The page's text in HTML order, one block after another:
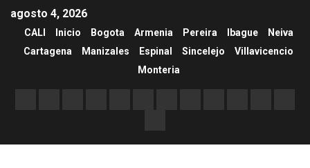
agosto 4, 2026
CALI Inicio Bogota Armenia Pereira Ibague
Neiva
Cartagena
Manizales Espinal Sincelejo
Villavicencio
Monteria